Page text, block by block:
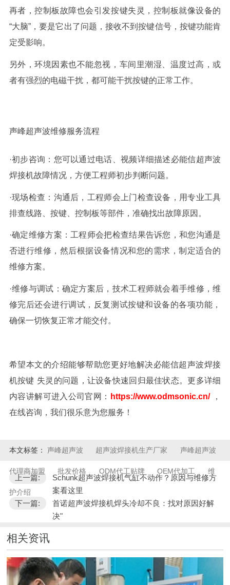
再者，控制板故障也会引发按键失灵，控制板就像设备的
“大脑”，要是它出了问题，接收不到按键信号，按键功能肯
定受影响。
另外，环境因素也不能忽视，车间里潮湿、温度过高，或
者有强烈的电磁干扰，都可能干扰按键的正常工作。
声峰超声波维修服务流程
·初步咨询：您可以通过电话、 视频详细描述必能信超声波
焊接机故障情况，方便工程师初步判断问题。
·现场检查：沟通后，工程师会上门检查设备，用专业工具
排查线路、按键、控制板等部件，准确找出故障原因。
·确定维修方案：工程师会把检查结果告诉您，和您沟通是
否进行维修，然后根据设备情况和您的需求，制定适合的
维修方案。
·维修与调试：确定方案后，技术工程师就会着手维修，维
修完后还会进行调试，反复测试按键和设备的各项功能，
确保一切恢复正常才能交付。
希望本文的介绍能够帮助您更好地解决必能信超声波焊接
机按键 失灵 的问题，让设备快速回归最佳状态。更多详细
内容讲解可进入公司官网：
https://www.odmsonic.cn/
，
在线咨询，我们很乐意为您服务！
本文标签： 声峰超声波 超声波焊接机生产厂家 声峰超声波
代理商加盟 批发价格 ODM代工贴牌 OEM代加工 维
护介绍
上一篇:
Schunk超声波焊接机气缸不动作？原因与维修方
案看这里
下一篇:
首诺超声波焊接机焊头冷却不良：找对原因好解
决"
相关资讯